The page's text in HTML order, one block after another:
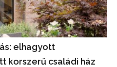
elhagyott
korszerű családi ház